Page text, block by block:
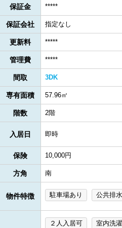
保証金 *****
保証会社 指定なし
更新料 *****
管理費 *****
間取 3DK
専有面積 57.96㎡
階数 2階
入居日 即時
保険 10,000円
方角 南
物件特徴 駐車場あり 公共排水
２人入居可 室内洗